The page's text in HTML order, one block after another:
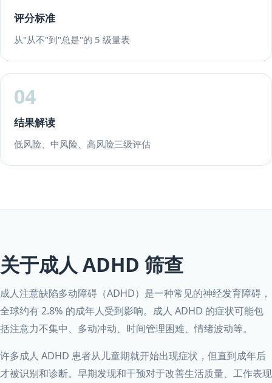
评分标准
从"从不"到"总是"的 5 级量表
04
结果解读
低风险、中风险、高风险三级评估
关于成人 ADHD 筛查
成人注意缺陷多动障碍（ADHD）是一种常见的神经发育障碍，
全球约有 2.8% 的成年人受到影响。成人 ADHD 的症状可能包
括注意力不集中、多动冲动、时间管理困难、情绪波动等。
许多成人 ADHD 患者从儿童期就开始出现症状，但直到成年后
才被识别和诊断。早期发现和干预对于改善生活质量、工作表现